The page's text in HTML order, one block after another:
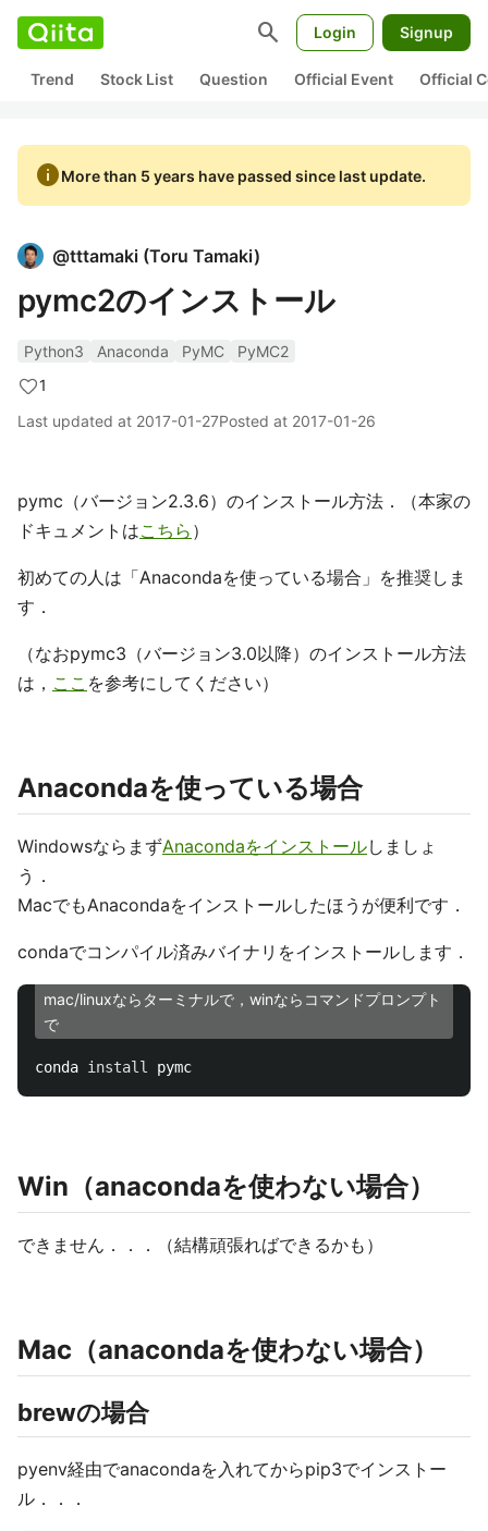
search Login Signup
Trend Stock List Question Official Event Official
infoMore than 5 years have passed since last update.
@tttamaki (Toru Tamaki)
pymc2のインストール
Python3 Anaconda PyMC
PyMC2
1
Last updated at 2017-01-27Posted at 2017-01-26
pymc（バージョン2.3.6）のインストール方法．（本家の
ドキュメントはこちら ）
初めての人は「Anacondaを使っている場合」を推奨しま
す．
（なおpymc3（バージョン3.0以降）のインストール方法
は， ここ を参考にしてください）
Anacondaを使っている場合
WindowsならまずAnacondaをインストールしましょ
う．
MacでもAnacondaをインストールしたほうが便利です．
condaでコンパイル済みバイナリをインストールします．
mac/linuxならターミナルで，winならコマンドプロンプト
で
conda install
Win（anacondaを使わない場合）
できません．．．（結構頑張ればできるかも）
Mac（anacondaを使わない場合）
brewの場合
pyenv経由でanacondaを入れてからpip3でインストー
ル．．．